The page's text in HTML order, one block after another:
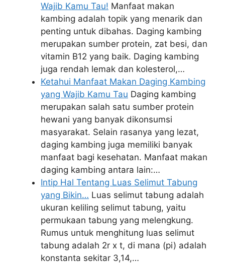
Wajib Kamu Tau! Manfaat makan
kambing adalah topik yang menarik dan
penting untuk dibahas. Daging kambing
merupakan sumber protein, zat besi, dan
vitamin B12 yang baik. Daging kambing
juga rendah lemak dan kolesterol,…
Ketahui Manfaat Makan Daging Kambing
yang Wajib Kamu Tau Daging kambing
merupakan salah satu sumber protein
hewani yang banyak dikonsumsi
masyarakat. Selain rasanya yang lezat,
daging kambing juga memiliki banyak
manfaat bagi kesehatan. Manfaat makan
daging kambing antara lain:…
Intip Hal Tentang Luas Selimut Tabung
yang Bikin… Luas selimut tabung adalah
ukuran keliling selimut tabung, yaitu
permukaan tabung yang melengkung.
Rumus untuk menghitung luas selimut
tabung adalah 2r x t, di mana (pi) adalah
konstanta sekitar 3,14,…